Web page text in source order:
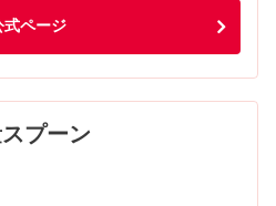
式ページ
プーン